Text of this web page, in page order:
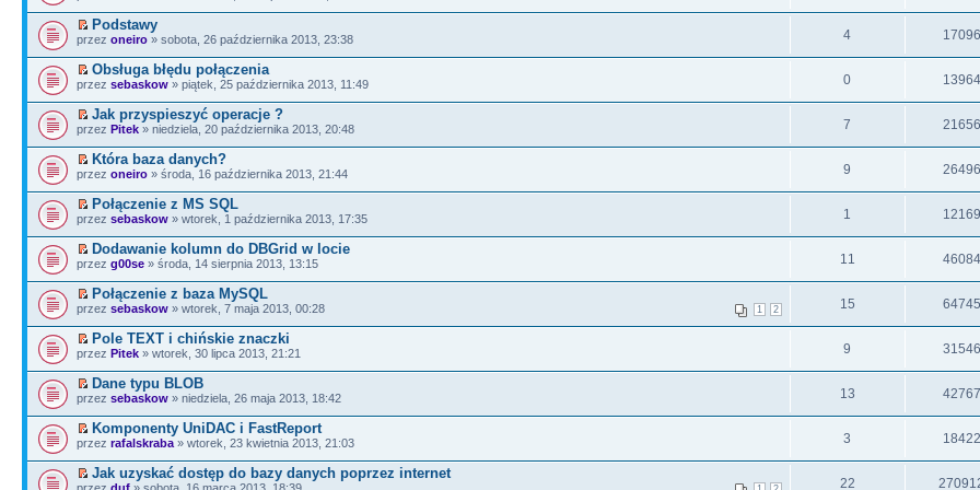
Podstawy
przez oneiro » sobota, 26 października 2013, 23:38 4 17096
Obsługa błędu połączenia
przez sebaskow » piątek, 25 października 2013, 11:49 0 13964
Jak przyspieszyć operacje ?
przez Pitek » niedziela, 20 października 2013, 20:48 7 21656
Która baza danych?
przez oneiro » środa, 16 października 2013, 21:44 9 26496
Połączenie z MS SQL
przez sebaskow » wtorek, 1 października 2013, 17:35 1 12169
Dodawanie kolumn do DBGrid w locie
przez g00se » środa, 14 sierpnia 2013, 13:15 11 46084
Połączenie z baza MySQL
1 2
przez sebaskow » wtorek, 7 maja 2013, 00:28 15 64745
Pole TEXT i chińskie znaczki
przez Pitek » wtorek, 30 lipca 2013, 21:21 9 31546
Dane typu BLOB
przez sebaskow » niedziela, 26 maja 2013, 18:42 13 42767
Komponenty UniDAC i FastReport
przez rafalskraba » wtorek, 23 kwietnia 2013, 21:03 3 18422
Jak uzyskać dostęp do bazy danych poprzez internet
przez duf » sobota, 16 marca 2013, 18:39 22